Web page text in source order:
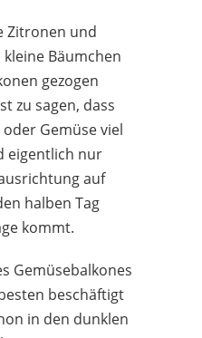
Zitronen und
Bäumchen
gezogen
zu sagen, dass
Gemüse viel
eigentlich nur
auf
halben Tag
kommt.
Gemüsebalkones
beschäftigt
in den dunklen